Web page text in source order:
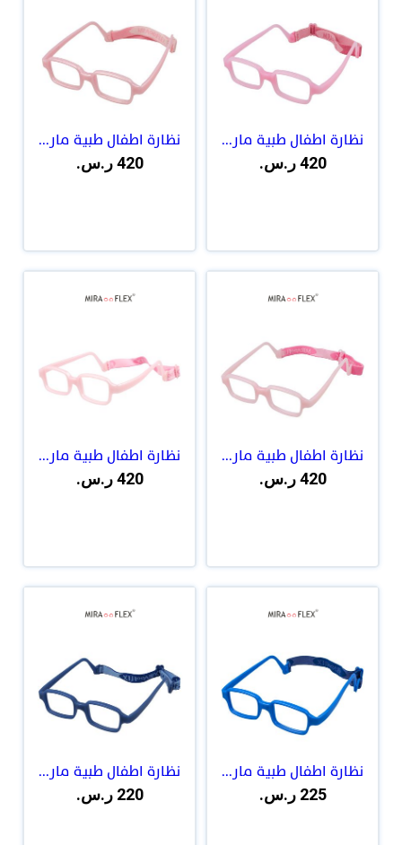
نظارة اطفال طبية مار...
420 ر.س.
نظارة اطفال طبية مار...
420 ر.س.
نظارة اطفال طبية مار...
420 ر.س.
نظارة اطفال طبية مار...
420 ر.س.
نظارة اطفال طبية مار...
225 ر.س.
نظارة اطفال طبية مار...
220 ر.س.